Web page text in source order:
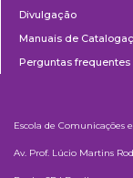
Divulgação
Manuais de
Perguntas frequentes
Escola de Comunicações
Av. Prof. Lúcio Martins